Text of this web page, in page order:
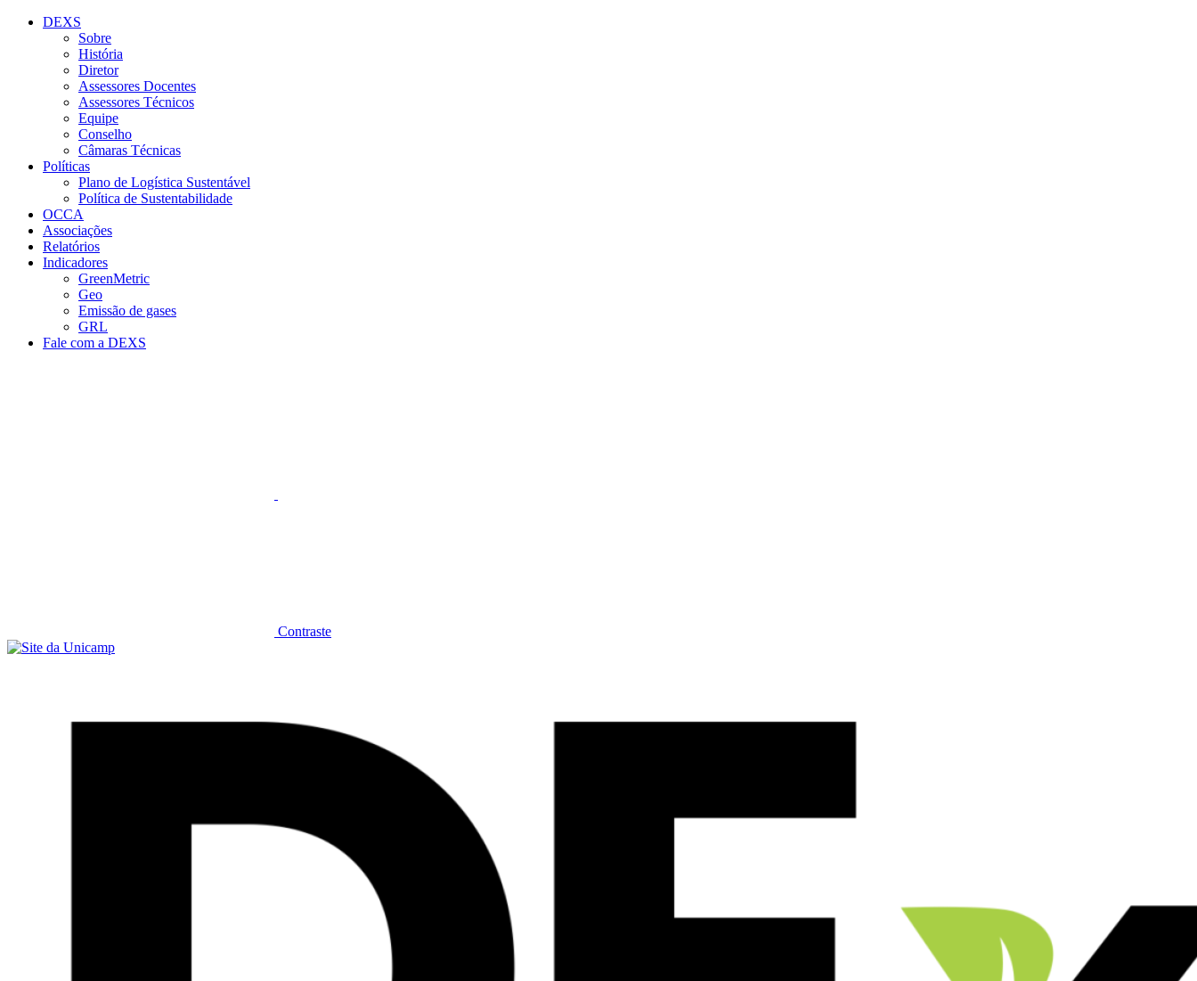
Conteúdo principal
DEXS
Sobre
História
Diretor
Assessores Docentes
Assessores Técnicos
Equipe
Conselho
Câmaras Técnicas
Políticas
Plano de Logística Sustentável
Política de Sustentabilidade
OCCA
Associações
Relatórios
Indicadores
GreenMetric
Geo
Emissão de gases
GRL
Fale com a DEXS
Contraste